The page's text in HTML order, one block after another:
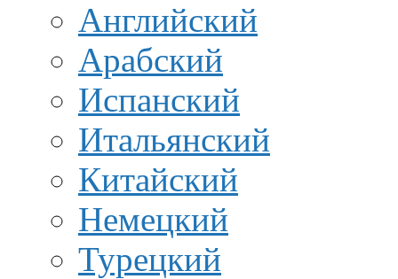
Английский
Арабский
Испанский
Итальянский
Китайский
Немецкий
Турецкий